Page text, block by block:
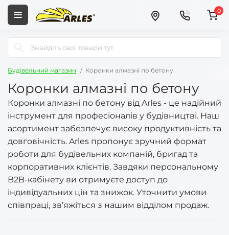
0
Будівельний магазин Коронки алмазні по бетону
Коронки алмазні по бетону
Коронки алмазні по бетону від Arles - це надійний
інструмент для професіоналів у будівництві. Наш
асортимент забезпечує високу продуктивність та
довговічність. Arles пропонує зручний формат
роботи для будівельних компаній, бригад та
корпоративних клієнтів. Завдяки персональному
B2B-кабінету ви отримуєте доступ до
індивідуальних цін та знижок. Уточнити умови
співпраці, зв’яжіться з нашим відділом продаж.